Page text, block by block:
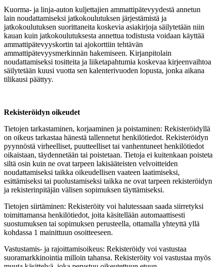
Kuorma- ja linja-auton kuljettajien ammattipätevyydestä annetun
lain noudattamiseksi jatkokoulutuksen järjestämistä ja
jatkokoulutuksen suorittaneita koskevia asiakirjoja säilytetään niin
kauan kuin jatkokoulutuksesta annettua todistusta voidaan käyttää
ammattipätevyyskortin tai ajokorttiin tehtävän
ammattipätevyysmerkinnän hakemiseen. Kirjanpitolain
noudattamiseksi tositteita ja liiketapahtumia koskevaa kirjeenvaihtoa
säilytetään kuusi vuotta sen kalenterivuoden lopusta, jonka aikana
tilikausi päättyy.
Rekisteröidyn oikeudet
Tietojen tarkastaminen, korjaaminen ja poistaminen: Rekisteröidyllä
on oikeus tarkastaa hänestä tallennetut henkilötiedot. Rekisteröidyn
pyynnöstä virheelliset, puutteelliset tai vanhentuneet henkilötiedot
oikaistaan, täydennetään tai poistetaan. Tietoja ei kuitenkaan poisteta
siltä osin kuin ne ovat tarpeen lakisääteisten velvoitteiden
noudattamiseksi taikka oikeudellisen vaateen laatimiseksi,
esittämiseksi tai puolustamiseksi taikka ne ovat tarpeen rekisteröidyn
ja rekisterinpitäjän välisen sopimuksen täyttämiseksi.
Tietojen siirtäminen: Rekisteröity voi halutessaan saada siirretyksi
toimittamansa henkilötiedot, joita käsitellään automaattisesti
suostumuksen tai sopimuksen perusteella, ottamalla yhteyttä yllä
kohdassa 1 mainittuun osoitteeseen.
Vastustamis- ja rajoittamisoikeus: Rekisteröidy voi vastustaa
suoramarkkinointia milloin tahansa. Rekisteröity voi vastustaa myös